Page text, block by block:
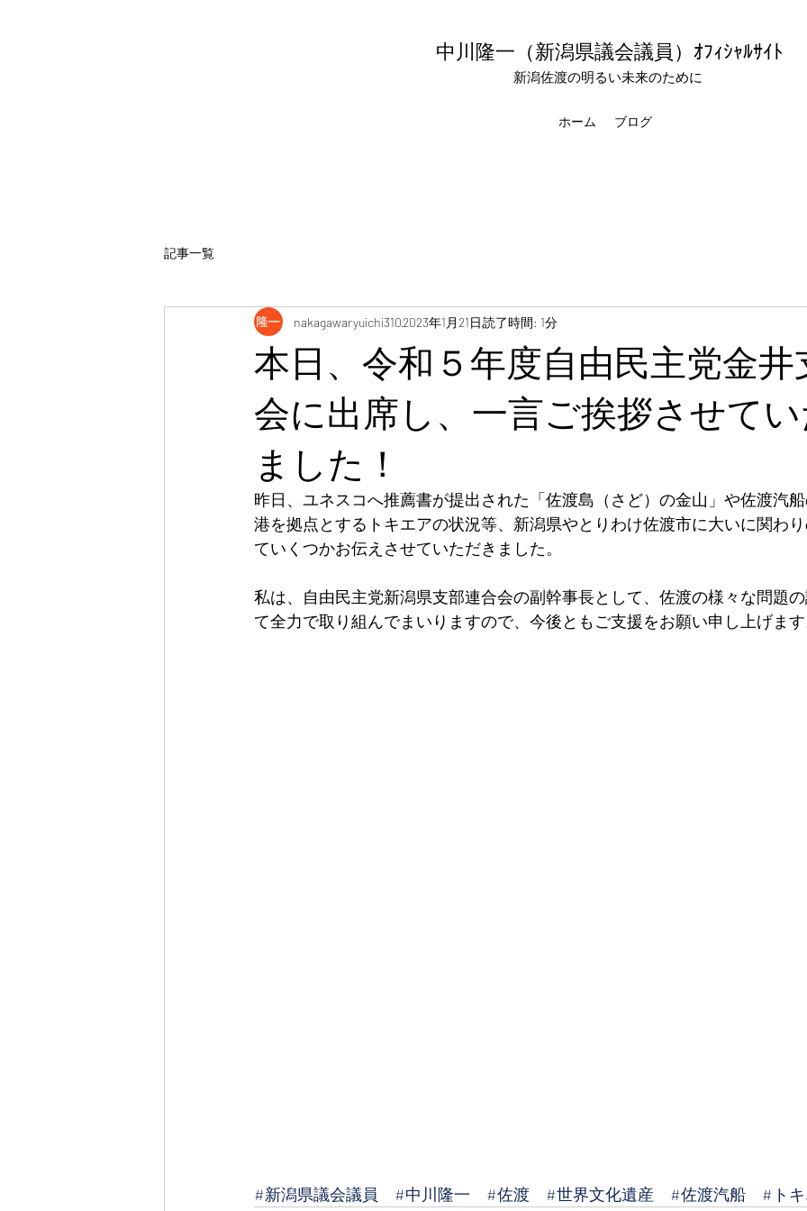
中川隆一（新潟県議会議員 ）ｵﾌｨｼｬﾙｻｲﾄ
新潟佐渡の明るい未来のために
ホーム ブログ
記事一覧
本日、令和５年度自由民主党金井
会に出席し、一言ご挨拶させて
ました！
nakagawaryuichi3102023年1月21日読了時間: 1分
昨日、ユネスコへ推薦書が提出された「佐渡島（さど）の金山」や佐渡汽
港を拠点とするトキエアの状況等、新潟県やとりわけ佐渡市に大いに関わ
ていくつかお伝えさせていただきました。
私は、自由民主党新潟県支部連合会の副幹事長として、佐渡の様々な問題
て全力で取り組んでまいりますので、今後ともご支援をお願い申し上げま
#新潟県議会議員 #中川隆一 #佐渡 #世界文化遺産 #佐渡汽船 #ト